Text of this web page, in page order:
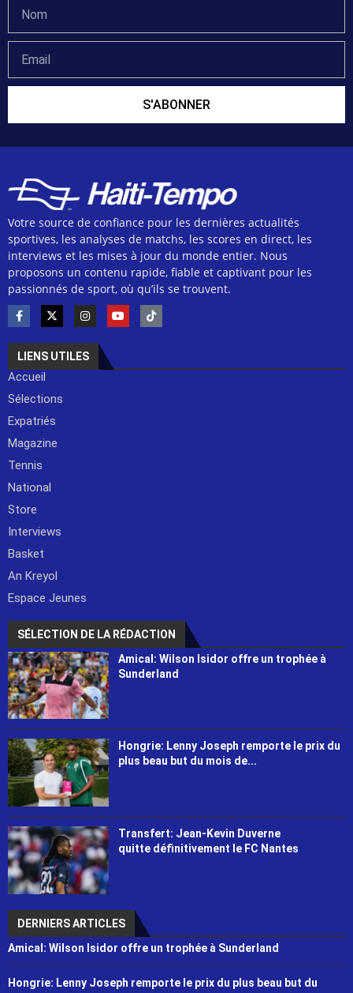
S'ABONNER
Votre source de confiance pour les dernières actualités
sportives, les analyses de matchs, les scores en direct, les
interviews et les mises à jour du monde entier. Nous
proposons un contenu rapide, fiable et captivant pour les
passionnés de sport, où qu’ils se trouvent.
LIENS UTILES
Accueil
Sélections
Expatriés
Magazine
Tennis
National
Store
Interviews
Basket
An Kreyol
Espace Jeunes
SÉLECTION DE LA RÉDACTION
Amical: Wilson Isidor offre un trophée à
Sunderland
Hongrie: Lenny Joseph remporte le prix du
plus beau but du mois de...
Transfert: Jean-Kevin Duverne
quitte définitivement le FC Nantes
DERNIERS ARTICLES
Amical: Wilson Isidor offre un trophée à Sunderland
Hongrie: Lenny Joseph remporte le prix du plus beau but du